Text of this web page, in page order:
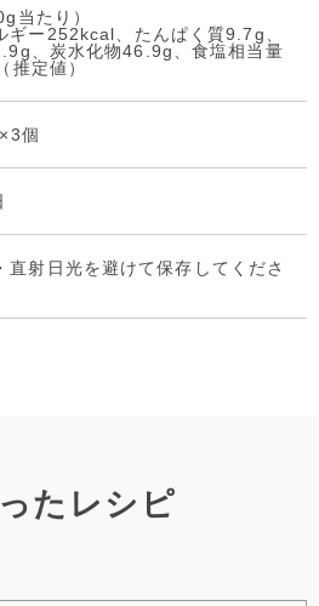
当たり）
ギー252kcal、たんぱく質9.7g、
、炭水化物46.9g、食塩相当量
推定値）
個
直射日光を避けて保存してくださ
たレシピ